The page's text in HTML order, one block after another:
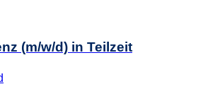
(m/w/d) in Teilzeit